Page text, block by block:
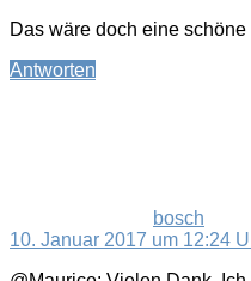
Das wäre doch eine
Antworten
bosch
10. Januar 2017 um 12:24